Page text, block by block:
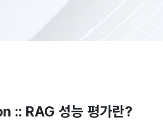
:: RAG 성능 평가란?